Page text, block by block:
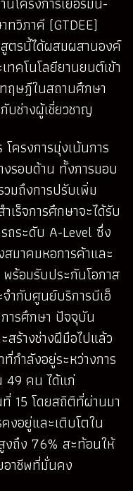
ทวิภาคี (GTDEE)
ตรนี้ได้ผสมผสานองค์
คโนโลยียานยนต์เข้า
ฤษฎีในสถานศึกษา
ช่างผู้เชี่ยวชาญ
ครงการมุ่งเน้นการ
รอบด้าน ทั้งการมอบ
มถึงการปรับเพิ่ม
เร็จการศึกษาจะได้รับ
ถระดับ A-Level ซึ่ง
มาคมหอการค้าและ
ร้อมรับประกันโอกาส
ำกับศูนย์บริการบีเอ็
ารศึกษา ปัจจุบัน
ร้างช่างฝีมือไปแล้ว
ำลังอยู่ระหว่างการ
49 คน ได้แก่
15 โดยสถิติที่ผ่านมา
งอยู่และเติบโตใน
งถึง 76% สะท้อนให้
อาชีพที่มั่นคง